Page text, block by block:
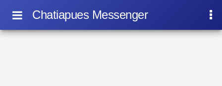
Chatiapues Messenger